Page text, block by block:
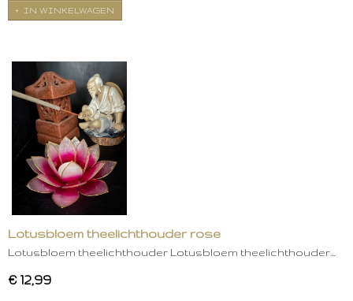
IN WINKELWAGEN
Lotusbloem theelichthouder rose
Lotusbloem theelichthouder Lotusbloem theelichthouder…
€ 12,99